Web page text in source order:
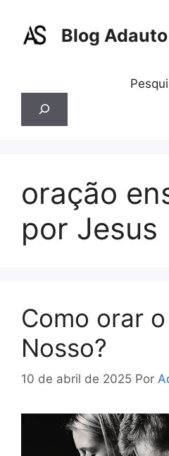
Blog
oração
por Jesus
Como orar
Nosso?
10 de abril de 2025 Por